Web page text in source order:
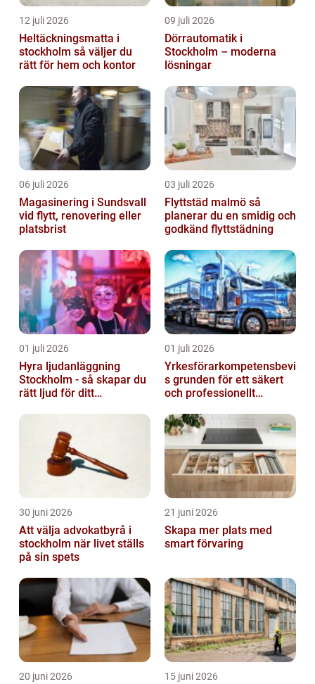
12 juli 2026
Heltäckningsmatta i
stockholm så väljer du
rätt för hem och kontor
09 juli 2026
Dörrautomatik i
Stockholm – moderna
lösningar
06 juli 2026
Magasinering i Sundsvall
vid flytt, renovering eller
platsbrist
03 juli 2026
Flyttstäd malmö så
planerar du en smidig och
godkänd flyttstädning
01 juli 2026
Hyra ljudanläggning
Stockholm - så skapar du
rätt ljud för ditt
01 juli 2026
Yrkesförarkompetensbevi
s grunden för ett säkert
och professionellt
30 juni 2026
Att välja advokatbyrå i
stockholm när livet ställs
på sin spets
21 juni 2026
Skapa mer plats med
smart förvaring
20 juni 2026 15 juni 2026